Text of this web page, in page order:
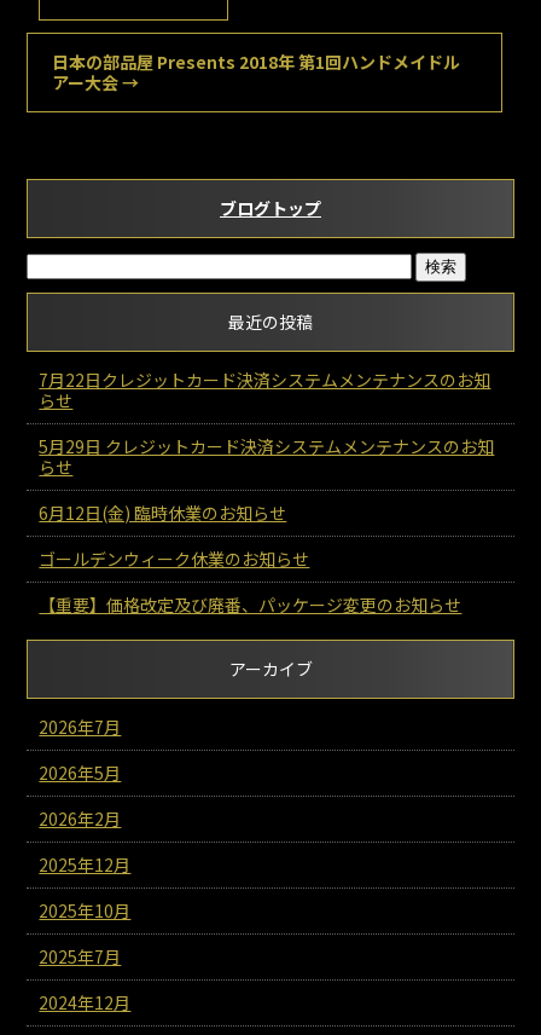
日本の部品屋 Presents 2018年 第1回ハンドメイドル
アー大会→
ブログトップ
最近の投稿
7月22日クレジットカード決済システムメンテナンスのお知
らせ
5月29日 クレジットカード決済システムメンテナンスのお知
らせ
6月12日(金) 臨時休業のお知らせ
ゴールデンウィーク休業のお知らせ
【重要】価格改定及び廃番、パッケージ変更のお知らせ
アーカイブ
2026年7月
2026年5月
2026年2月
2025年12月
2025年10月
2025年7月
2024年12月